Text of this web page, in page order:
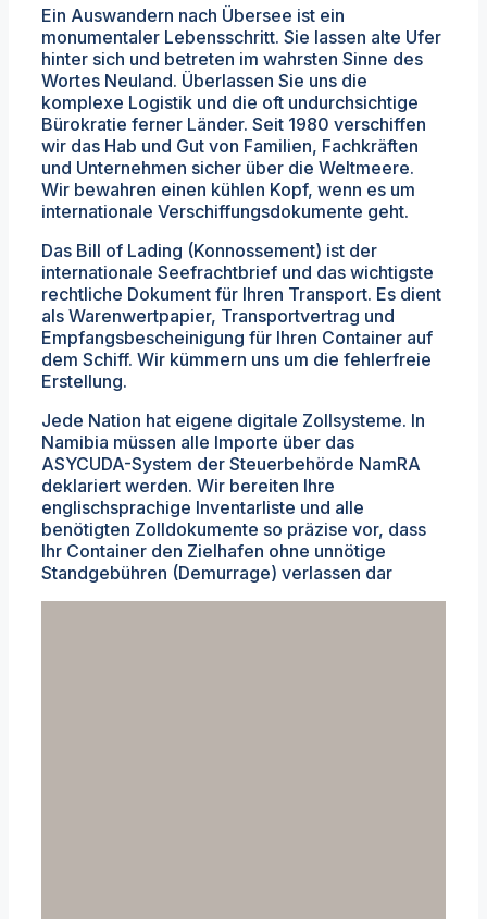
Ein Auswandern nach Übersee ist ein
monumentaler Lebensschritt. Sie lassen alte Ufer
hinter sich und betreten im wahrsten Sinne des
Wortes Neuland. Überlassen Sie uns die
komplexe Logistik und die oft undurchsichtige
Bürokratie ferner Länder. Seit 1980 verschiffen
wir das Hab und Gut von Familien, Fachkräften
und Unternehmen sicher über die Weltmeere.
Wir bewahren einen kühlen Kopf, wenn es um
internationale Verschiffungsdokumente geht.
Das Bill of Lading (Konnossement) ist der
internationale Seefrachtbrief und das wichtigste
rechtliche Dokument für Ihren Transport. Es dient
als Warenwertpapier, Transportvertrag und
Empfangsbescheinigung für Ihren Container auf
dem Schiff. Wir kümmern uns um die fehlerfreie
Erstellung.
Jede Nation hat eigene digitale Zollsysteme. In
Namibia müssen alle Importe über das
ASYCUDA-System der Steuerbehörde NamRA
deklariert werden. Wir bereiten Ihre
englischsprachige Inventarliste und alle
benötigten Zolldokumente so präzise vor, dass
Ihr Container den Zielhafen ohne unnötige
Standgebühren (Demurrage) verlassen dar